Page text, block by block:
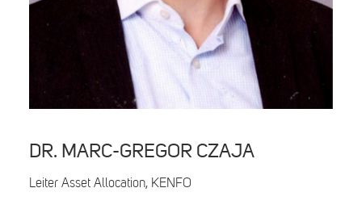
DR. MARC-GREGOR CZAJA
Leiter Asset Allocation, KENFO